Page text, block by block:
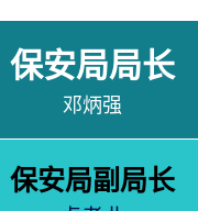
保安局局长
邓炳强
保安局副局长